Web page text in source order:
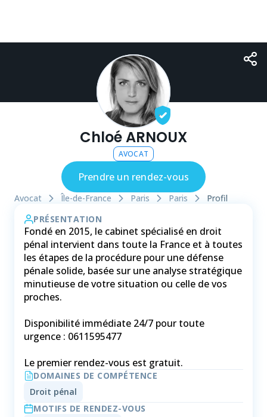
Chloé ARNOUX
AVOCAT
Prendre un rendez-vous
Avocat Île-de-France Paris Paris
Profil
PRÉSENTATION
Fondé en 2015, le cabinet spécialisé en droit
pénal intervient dans toute la France et à toutes
les étapes de la procédure pour une défense
pénale solide, basée sur une analyse stratégique
minutieuse de votre situation ou celle de vos
proches. ​
Disponibilité immédiate 24/7 pour toute
urgence : 0611595477
Le premier rendez-vous est gratuit.
DOMAINES DE COMPÉTENCE
Droit pénal
MOTIFS DE RENDEZ-VOUS